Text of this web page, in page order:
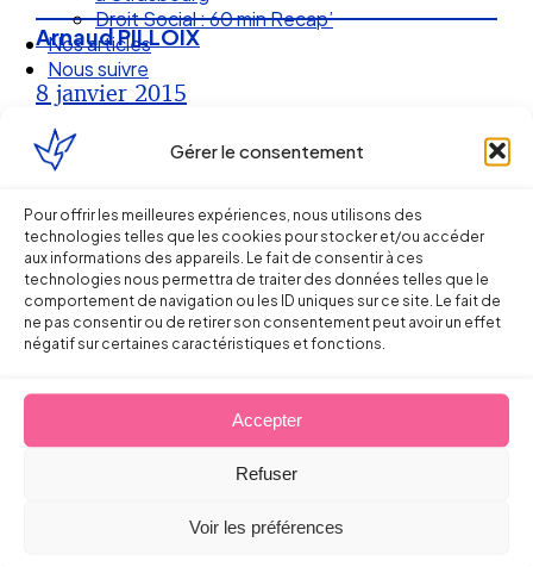
Gérer le consentement
Pour offrir les meilleures expériences, nous utilisons des
technologies telles que les cookies pour stocker et/ou accéder
aux informations des appareils. Le fait de consentir à ces
technologies nous permettra de traiter des données telles que le
comportement de navigation ou les ID uniques sur ce site. Le fait de
ne pas consentir ou de retirer son consentement peut avoir un effet
négatif sur certaines caractéristiques et fonctions.
Accepter
Refuser
Voir les préférences
Droit Social : 60 min Recap’
Nos articles
Nous suivre
Arnaud PILLOIX
8 janvier 2015
Ellipse Avocats